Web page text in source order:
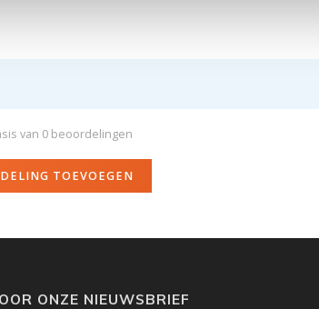
van 0 beoordelingen
TOEVOEGEN
ONZE NIEUWSBRIEF